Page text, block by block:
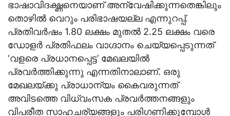
ഭാഷാവിദഗ്ദ്ധനെയാണ് അന്വേഷിക്കുന്നതെങ്കിലും
തൊഴില്‍ വെറും പരിഭാഷയല്ല എന്നുറപ്പ്.
പ്രതിവര്‍ഷം 1.80 ലക്ഷം മുതല്‍ 2.25 ലക്ഷം വരെ
ഡോളര്‍ പ്രതിഫലം വാഗ്ദാനം ചെയ്യപ്പെടുന്നത്
‘വളരെ പ്രധാനപ്പെട്ട’ മേഖലയില്‍
പ്രവര്‍ത്തിക്കുന്നു എന്നതിനാലാണ്. ഒരു
മേഖലയ്ക്കു പ്രാധാന്യം കൈവരുന്നത്
അവിടത്തെ വിധ്വംസക പ്രവര്‍ത്തനങ്ങളും
വിപരീത സാഹചര്യങ്ങളും പരിഗണിക്കുമ്പോള്‍